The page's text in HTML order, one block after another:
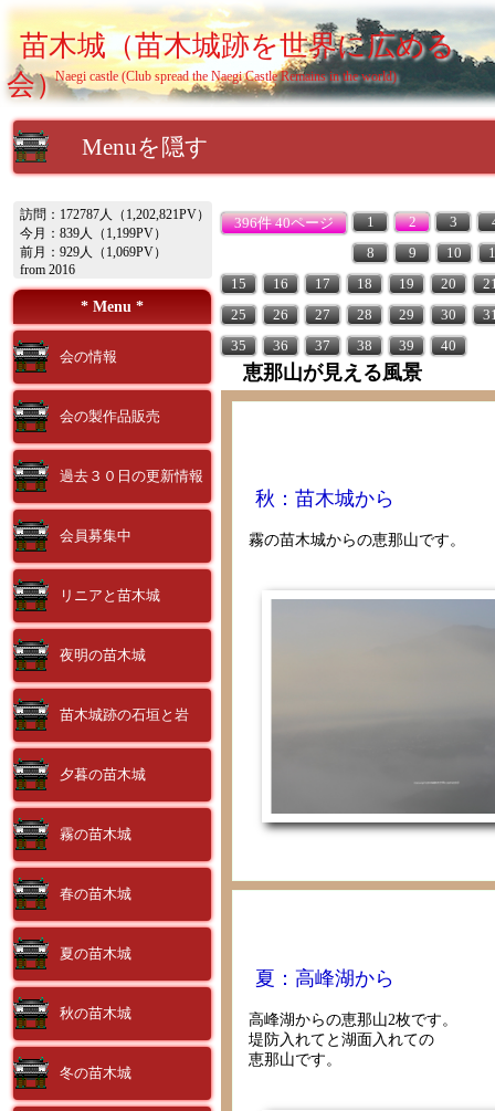
苗木城（苗木城跡を世界に広める
会）Naegi castle (Club spread the Naegi Castle Remains in the world)
Menuを隠す
訪問：172787人（1,202,821PV）
今月：839人（1,199PV）
前月：929人（1,069PV）
from 2016
* Menu *
会の情報
会の製作品販売
過去３０日の更新情報
会員募集中
リニアと苗木城
夜明の苗木城
苗木城跡の石垣と岩
夕暮の苗木城
霧の苗木城
春の苗木城
夏の苗木城
秋の苗木城
冬の苗木城
396件 40ページ 1 2 3
8
9 10
15
16 17 18 19 20
25
26 27 28 29 30
35
36 37 38 39 40
恵那山が見える風景
秋：苗木城から
霧の苗木城からの恵那山です。
夏：高峰湖から
高峰湖からの恵那山2枚です。
堤防入れてと湖面入れての
恵那山です。